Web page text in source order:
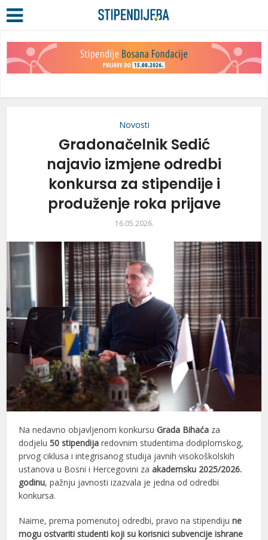
Novosti
Gradonačelnik Sedić
najavio izmjene odredbi
konkursa za stipendije i
produženje roka prijave
16.05.2026.
Na nedavno objavljenom konkursuGrada Bihaća za
dodjelu50 stipendija redovnim studentima dodiplomskog,
prvog ciklusa i integrisanog studija javnih visokoškolskih
ustanova u Bosni i Hercegovini zaakademsku 2025/2026.
godinu, pažnju javnosti izazvala je jedna od odredbi
konkursa.
Naime, prema pomenutoj odredbi, pravo na stipendijune
mogu ostvariti studenti koji su korisnici subvencije ishrane